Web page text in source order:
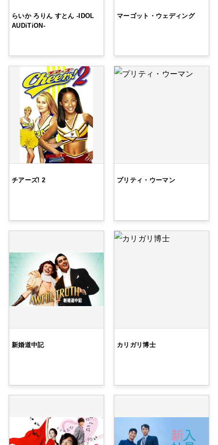
らいか ろりん すとん -IDOL
AUDiTiON-
マーゴット・ウェディング
チアーズ! 2 プリティ・ウーマン
新婚道中記 カリガリ博士